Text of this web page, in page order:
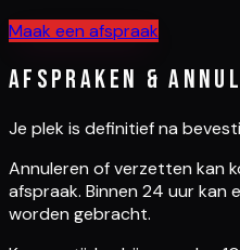
Maak een afspraak
Afspraken &
Je plek is definitief na
Annuleren of verzetten kan
afspraak. Binnen 24 uur kan
worden gebracht.